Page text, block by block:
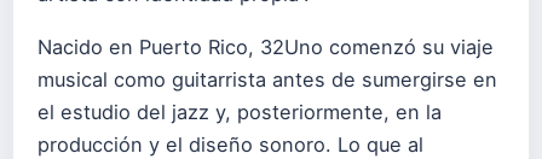
Nacido en Puerto Rico, 32Uno comenzó su viaje
musical como guitarrista antes de sumergirse en
el estudio del jazz y, posteriormente, en la
producción y el diseño sonoro. Lo que al